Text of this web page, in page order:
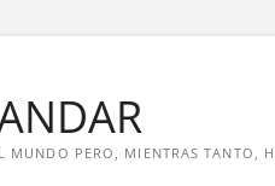
MUNDO PERO, MIENTRAS TANTO,